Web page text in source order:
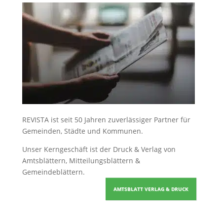
REVISTA ist seit 50 Jahren zuverlässiger Partner für
Gemeinden, Städte und Kommunen.
Unser Kerngeschäft ist der Druck & Verlag von
Amtsblättern, Mitteilungsblättern &
Gemeindeblättern.
AMTSBLATT VERLAG & DRUCK